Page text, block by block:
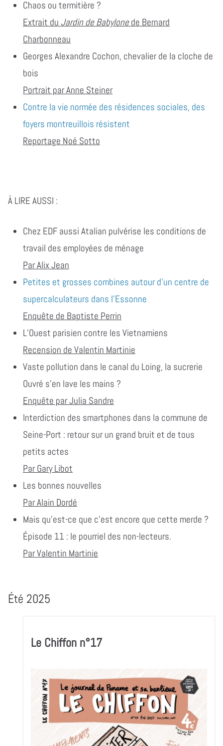
Chaos ou termitière ?
Extrait du Jardin de Babylonede Bernard
Charbonneau
Georges Alexandre Cochon, chevalier de la cloche de
bois
Portrait par Anne Steiner
Contre la vie normée des résidences sociales, des
foyers montreuillois résistent
Reportage Noé Sotto
À LIRE AUSSI :
Chez EDF aussi Atalian pulvérise les conditions de
travail des employées de ménage
Par Alix Jean
Petites et grosses combines autour d’un centre de
supercalculateurs dans l’Essonne
Enquête de Baptiste Perrin
L’Ouest parisien contre les Vietnamiens
Recension de Valentin Martinie
Vaste pollution dans le canal du Loing, la sucrerie
Ouvré s’en lave les mains ?
Enquête par Julia Sandre
Interdiction des smartphones dans la commune de
Seine-Port : retour sur un grand bruit et de tous
petits actes
Par Gary Libot
Les bonnes nouvelles
Par Alain Dordé
Mais qu’est-ce que c’est encore que cette merde ?
Épisode 11 : le pourriel des non-lecteurs.
Par Valentin Martinie
Été 2025
Le Chiffon n°17